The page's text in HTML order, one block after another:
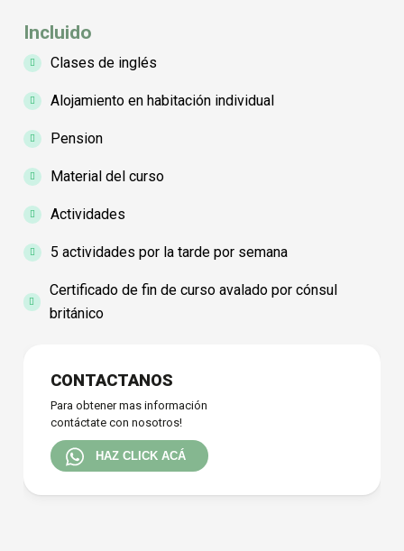
Incluido
Clases de inglés
Alojamiento en habitación individual
Pension
Material del curso
Actividades
5 actividades por la tarde por semana
Certificado de fin de curso avalado por cónsul
británico
CONTACTANOS
Para obtener mas información
contáctate con nosotros!
HAZ CLICK ACÁ